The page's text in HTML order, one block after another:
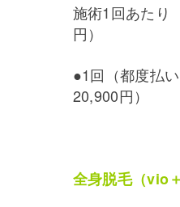
施術1回あた
円）
●1回（都度払
20,900円）
全身脱毛（vio